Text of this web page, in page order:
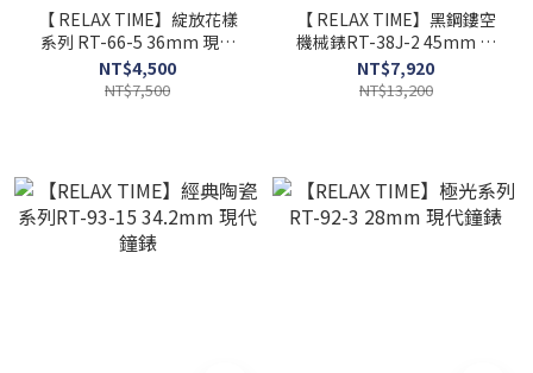
【 RELAX TIME】綻放花樣
系列 RT-66-5 36mm 現代
鐘錶
NT$4,500
NT$7,500
【 RELAX TIME】黑鋼鏤空
機械錶RT-38J-2 45mm 現
代鐘錶
NT$7,920
NT$13,200